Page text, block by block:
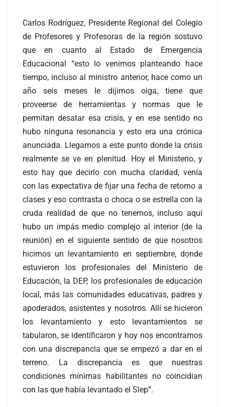
Carlos Rodríguez, Presidente Regional del Colegio
de Profesores y Profesoras de la región sostuvo
que en cuanto al Estado de Emergencia
Educacional “esto lo venimos planteando hace
tiempo, incluso al ministro anterior, hace como un
año seis meses le dijimos oiga, tiene que
proveerse de herramientas y normas que le
permitan desatar esa crisis, y en ese sentido no
hubo ninguna resonancia y esto era una crónica
anunciada. Llegamos a este punto donde la crisis
realmente se ve en plenitud. Hoy el Ministerio, y
esto hay que decirlo con mucha claridad, venía
con las expectativa de fijar una fecha de retorno a
clases y eso contrasta o choca o se estrella con la
cruda realidad de que no tenemos, incluso aquí
hubo un impás medio complejo al interior (de la
reunión) en el siguiente sentido de que nosotros
hicimos un levantamiento en septiembre, donde
estuvieron los profesionales del Ministerio de
Educación, la DEP, los profesionales de educación
local, más las comunidades educativas, padres y
apoderados, asistentes y nosotros. Allí se hicieron
los levantamiento y esto levantamientos se
tabularon, se identificaron y hoy nos encontramos
con una discrepancia que se empezó a dar en el
terreno. La discrepancia es que nuestras
condiciones mínimas habilitantes no coincidían
con las que había levantado el Slep”.